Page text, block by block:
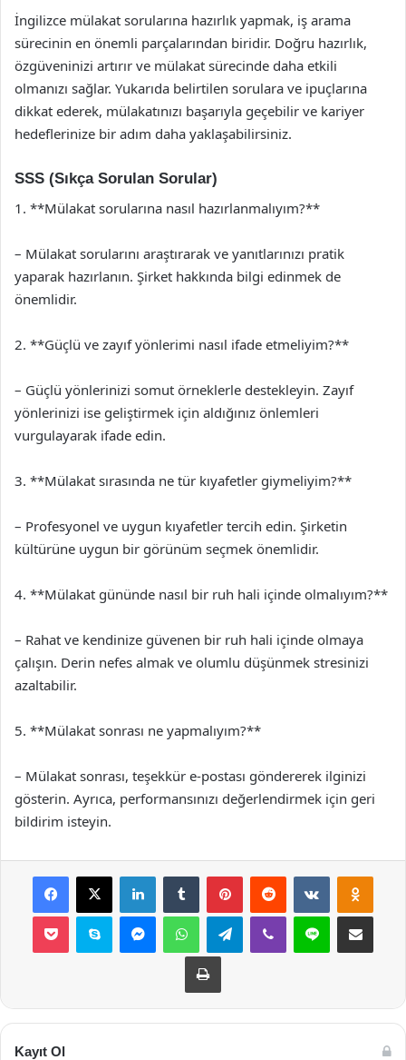
İngilizce mülakat sorularına hazırlık yapmak, iş arama
sürecinin en önemli parçalarından biridir. Doğru hazırlık,
özgüveninizi artırır ve mülakat sürecinde daha etkili
olmanızı sağlar. Yukarıda belirtilen sorulara ve ipuçlarına
dikkat ederek, mülakatınızı başarıyla geçebilir ve kariyer
hedeflerinize bir adım daha yaklaşabilirsiniz.
SSS (Sıkça Sorulan Sorular)
1. **Mülakat sorularına nasıl hazırlanmalıyım?**
– Mülakat sorularını araştırarak ve yanıtlarınızı pratik
yaparak hazırlanın. Şirket hakkında bilgi edinmek de
önemlidir.
2. **Güçlü ve zayıf yönlerimi nasıl ifade etmeliyim?**
– Güçlü yönlerinizi somut örneklerle destekleyin. Zayıf
yönlerinizi ise geliştirmek için aldığınız önlemleri
vurgulayarak ifade edin.
3. **Mülakat sırasında ne tür kıyafetler giymeliyim?**
– Profesyonel ve uygun kıyafetler tercih edin. Şirketin
kültürüne uygun bir görünüm seçmek önemlidir.
4. **Mülakat gününde nasıl bir ruh hali içinde olmalıyım?**
– Rahat ve kendinize güvenen bir ruh hali içinde olmaya
çalışın. Derin nefes almak ve olumlu düşünmek stresinizi
azaltabilir.
5. **Mülakat sonrası ne yapmalıyım?**
– Mülakat sonrası, teşekkür e-postası göndererek ilginizi
gösterin. Ayrıca, performansınızı değerlendirmek için geri
bildirim isteyin.
Facebook
X LinkedInTumblr PinterestReddit VKontakte
Pocket Skype MessengerWhatsAppTelegramViber Line E-Posta ile
Yazdır
Kayıt Ol